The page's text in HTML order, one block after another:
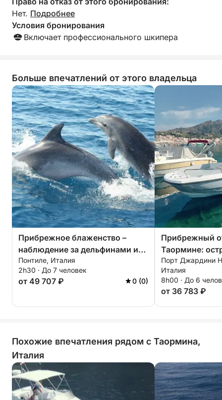
Нет. Подробнее
Условия бронирования
Включает профессионального шкипера
Больше впечатлений от этого владельца
Прибрежное блаженство –
наблюдение за дельфинами и
чудеса Сицилии
Понтиле, Италия
2h30 · До 7 человек
от 49 707 ₽ 0 (0)
Прибрежный
Таормине:
и секретные
Порт Джардини
Италия
8h00 · До 6
от 36 783 ₽
Похожие впечатления рядом с Таормина,
Италия